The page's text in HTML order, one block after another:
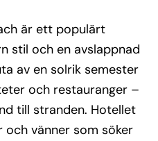
gym och
finns barnklubb och
både lokala
rätter, och barerna
under dagen.
är ett populärt
stil och en avslappnad
av en solrik semester
och restauranger –
till stranden. Hotellet
och vänner som söker